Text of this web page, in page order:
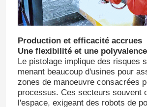
Production et efficacité accrues
Une flexibilité et une
Le pistolage implique des risques
menant beaucoup d'usines pour
zones de manoeuvre consacrées
processus. Ces secteurs souvent
l'espace, exigeant des robots de